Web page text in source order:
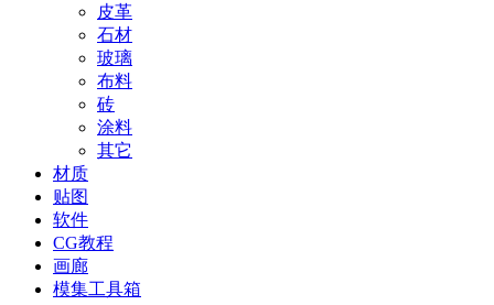
皮革
石材
玻璃
布料
砖
涂料
其它
材质
贴图
软件
CG教程
画廊
模集工具箱